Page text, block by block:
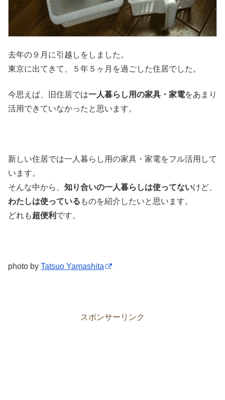
去年の９月に引越しをしました。
東京に出てきて、５年５ヶ月を過ごした住居でした。
今思えば、旧住居では一人暮らし用の家具・家電をあまり
活用できていなかったと思います。
新しい住居では一人暮らし用の家具・家電をフル活用して
います。
そんな中から、 知り合いの一人暮らしは使ってないけど、
わたしは使っている ものを紹介したいと思います。
どれも超便利 です。
photo by Tatsuo Yamashita
スポンサーリンク